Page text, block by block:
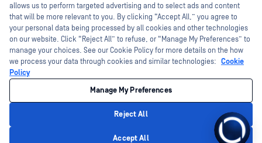
Certificare
Parteneri tehnologici
Program de parteneriat de canal
©2026 OPSWAT . Toate drepturile rezervate. OPSWAT, MetaDefender, Metascan,
MetaAccess, OPSWAT , Trust no File. Trust No Device., OPSWAT , Protecting the
World's Critical Infrastructure, Deep CDR™ Technology, InQuest, logo-ul InQuest,
DFI, RetroHunt, Deep File Inspection și Join the Hunt sunt mărci comerciale ale
OPSWAT . Mărcile comerciale ale terților sunt proprietatea deținătorilor respectivi.
Politica de confidențialitate
Gestionarea preferințelor
Opțiunile dvs. de confidențialitate din California
allows us to perform targeted advertising and to select ads and content
that will be more relevant to you. By clicking “Accept All,” you agree to
your personal data being processed by all cookies and other technologies
on our website. Click “Reject All” to refuse, or “Manage My Preferences” to
manage your choices. See our Cookie Policy for more details on the how
we process your data through cookies and similar technologies: Cookie
Policy
Manage My Preferences
Reject All
Accept All